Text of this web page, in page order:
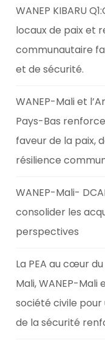
WANEP KIBARU
locaux de paix et
communautaire
et de sécurité.
WANEP-Mali et
Pays-Bas
faveur de la paix,
résilience
WANEP-Mali-
consolider les
perspectives
La PEA au cœur
Mali, WANEP-
société civile
de la sécurité